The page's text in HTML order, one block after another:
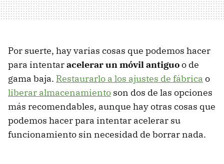
Por suerte, hay varias cosas que podemos hacer
para intentaracelerar un móvil antiguoo de
gama baja. Restaurarlo a los ajustes de fábrica o
liberar almacenamiento son dos de las opciones
más recomendables, aunque hay otras cosas que
podemos hacer para intentar acelerar su
funcionamiento sin necesidad de borrar nada.